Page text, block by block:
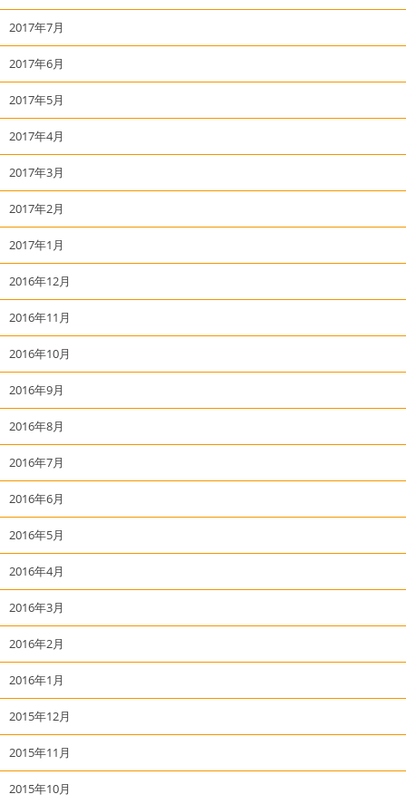
2017年7月
2017年6月
2017年5月
2017年4月
2017年3月
2017年2月
2017年1月
2016年12月
2016年11月
2016年10月
2016年9月
2016年8月
2016年7月
2016年6月
2016年5月
2016年4月
2016年3月
2016年2月
2016年1月
2015年12月
2015年11月
2015年10月